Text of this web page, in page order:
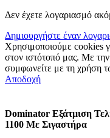
Δεν έχετε λογαριασμό
Δημιουργήστε έναν
Χρησιμοποιούμε cookies
στον ιστότοπό μας. Με την
συμφωνείτε με τη χρήση
Αποδοχή
Dominator Εξάτμιση
1100 Με Σιγαστήρα